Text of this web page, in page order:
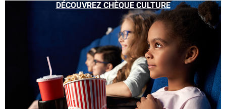
DÉCOUVREZ CHÈQUE CULTURE